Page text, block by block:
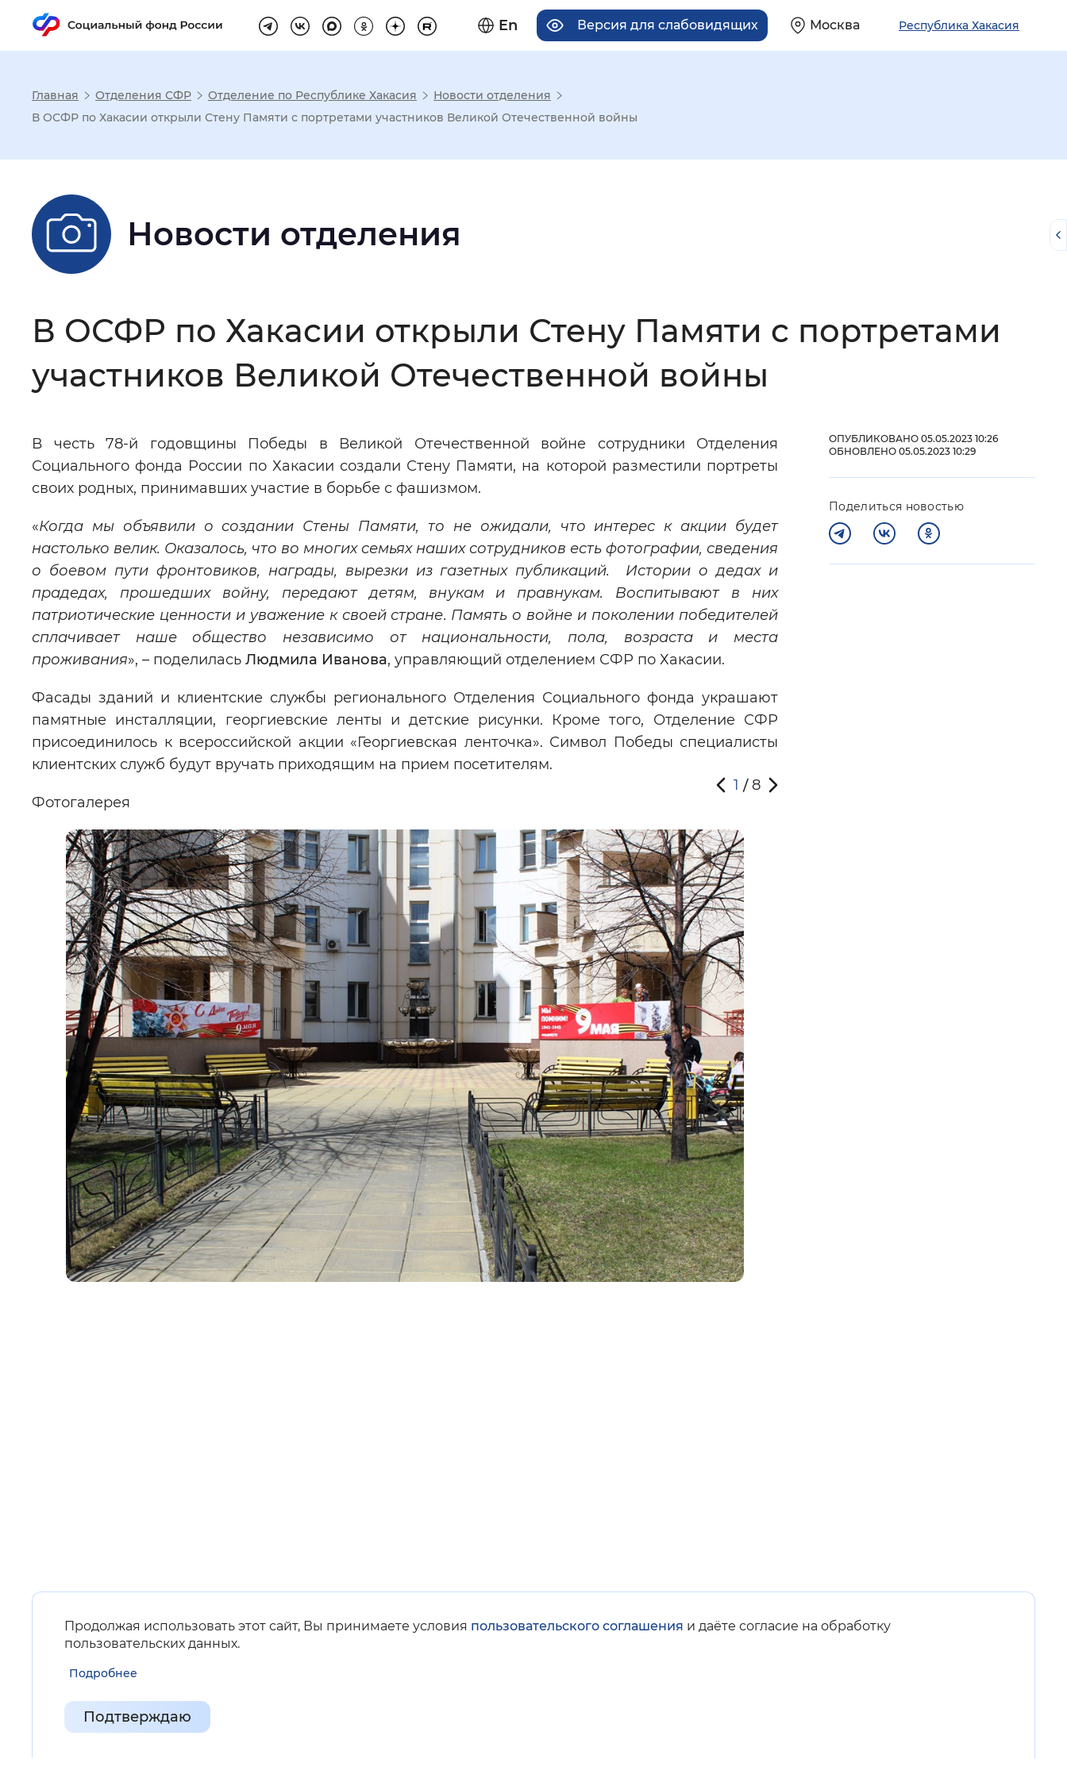
En Версия для слабовидящих Москва Республика Хакасия
Настройка режима отображения
Шрифт: Без засечек С засечками
Интервал между буквами
Цвет сайта Монохромный Инверсивный монохромный Синий фон
Изображения: Включены Выключены
Вернуть стандартные настройки
Главная Отделения СФР Отделение по Республике Хакасия
Новости отделения
В ОСФР по Хакасии открыли Стену Памяти с портретами участников Великой Отечественной войны
Новости отделения
В ОСФР по Хакасии открыли Стену Памяти с портретами
участников Великой Отечественной войны
В честь 78-й годовщины Победы в Великой Отечественной войне сотрудники Отделения
Социального фонда России по Хакасии создали Стену Памяти, на которой разместили портреты
своих родных, принимавших участие в борьбе с фашизмом.
«Когда мы объявили о создании Стены Памяти, то не ожидали, что интерес к акции будет
настолько велик. Оказалось, что во многих семьях наших сотрудников есть фотографии, сведения
о боевом пути фронтовиков, награды, вырезки из газетных публикаций. Истории о дедах и
прадедах, прошедших войну, передают детям, внукам и правнукам. Воспитывают в них
патриотические ценности и уважение к своей стране. Память о войне и поколении победителей
сплачивает наше общество независимо от национальности, пола, возраста и места
проживания», – поделилась Людмила Иванова, управляющий отделением СФР по Хакасии.
Фасады зданий и клиентские службы регионального Отделения Социального фонда украшают
памятные инсталляции, георгиевские ленты и детские рисунки. Кроме того, Отделение СФР
присоединилось к всероссийской акции «Георгиевская ленточка». Символ Победы специалисты
клиентских служб будут вручать приходящим на прием посетителям.
Фотогалерея
1 8
ОПУБЛИКОВАНО 05.05.2023 10:26
ОБНОВЛЕНО 05.05.2023 10:29
Поделиться новостью
Продолжая использовать этот сайт, Вы принимаете условия пользовательского соглашения и даёте согласие на обработку
пользовательских данных.
Подробнее
Подтверждаю